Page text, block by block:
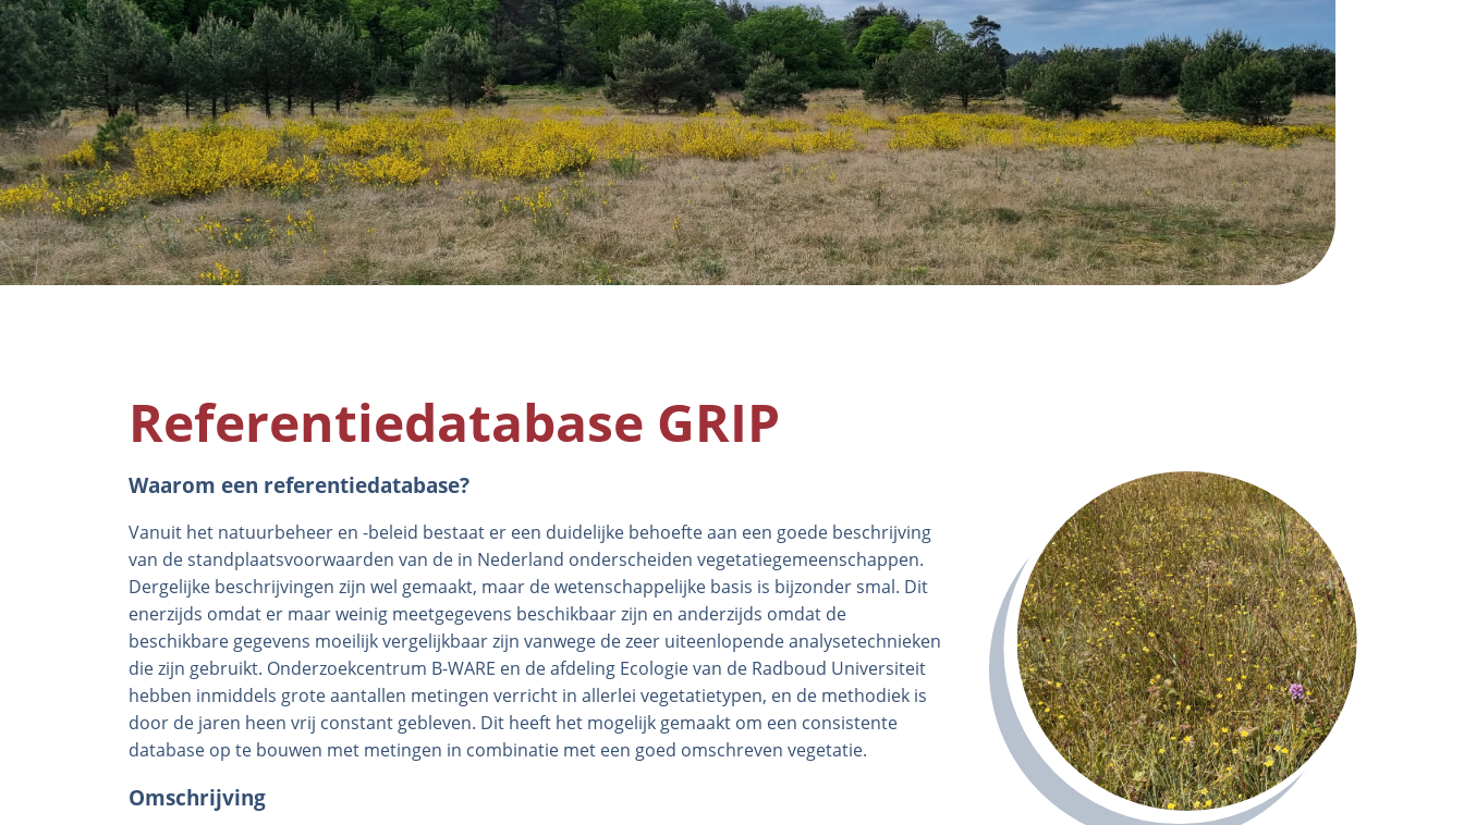
Referentiedatabase GRIP
Waarom een referentiedatabase?
Vanuit het natuurbeheer en -beleid bestaat er een duidelijke behoefte aan een goede beschrijving
van de standplaatsvoorwaarden van de in Nederland onderscheiden vegetatiegemeenschappen.
Dergelijke beschrijvingen zijn wel gemaakt, maar de wetenschappelijke basis is bijzonder smal. Dit
enerzijds omdat er maar weinig meetgegevens beschikbaar zijn en anderzijds omdat de
beschikbare gegevens moeilijk vergelijkbaar zijn vanwege de zeer uiteenlopende analysetechnieken
die zijn gebruikt. Onderzoekcentrum B-WARE en de afdeling Ecologie van de Radboud Universiteit
hebben inmiddels grote aantallen metingen verricht in allerlei vegetatietypen, en de methodiek is
door de jaren heen vrij constant gebleven. Dit heeft het mogelijk gemaakt om een consistente
database op te bouwen met metingen in combinatie met een goed omschreven vegetatie.
Omschrijving